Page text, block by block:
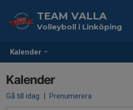
Kalender
TEAM VALLA
Volleyboll i Linköping
Kalender
Gå till idag | Prenumerera